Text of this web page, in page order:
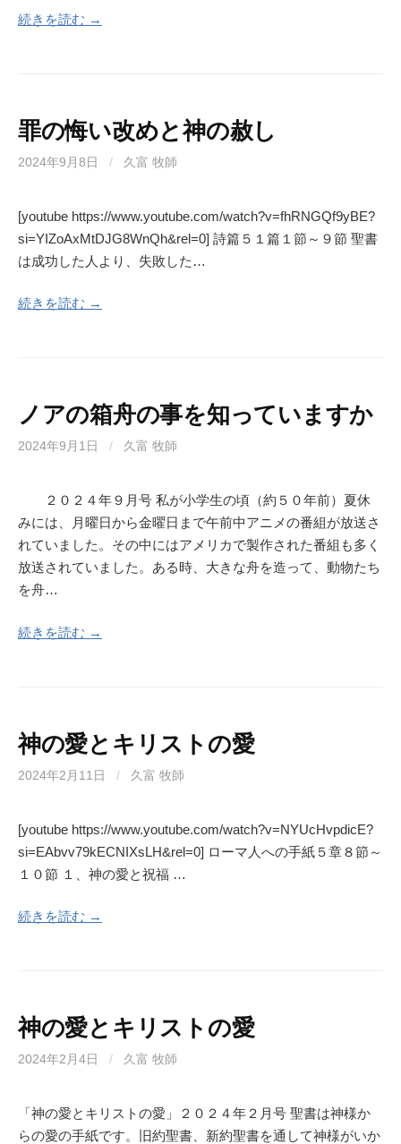
続きを読む →
罪の悔い改めと神の赦し
2024年9月8日 / 久富 牧師
[youtube https://www.youtube.com/watch?v=fhRNGQf9yBE?
si=YIZoAxMtDJG8WnQh&rel=0] 詩篇５１篇１節～９節 聖書
は成功した人より、失敗した…
続きを読む →
ノアの箱舟の事を知っていますか
2024年9月1日 / 久富 牧師
２０２４年９月号 私が小学生の頃（約５０年前）夏休
みには、月曜日から金曜日まで午前中アニメの番組が放送さ
れていました。その中にはアメリカで製作された番組も多く
放送されていました。ある時、大きな舟を造って、動物たち
を舟…
続きを読む →
神の愛とキリストの愛
2024年2月11日 / 久富 牧師
[youtube https://www.youtube.com/watch?v=NYUcHvpdicE?
si=EAbvv79kECNIXsLH&rel=0] ローマ人への手紙５章８節～
１０節 １、神の愛と祝福 …
続きを読む →
神の愛とキリストの愛
2024年2月4日 / 久富 牧師
「神の愛とキリストの愛」２０２４年２月号 聖書は神様か
らの愛の手紙です。旧約聖書、新約聖書を通して神様がいか